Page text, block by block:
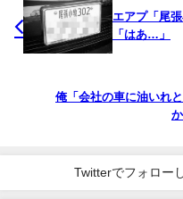
エアプ「尾
「はあ…」
俺「会社の車に油いれ
Twitterでフォロー